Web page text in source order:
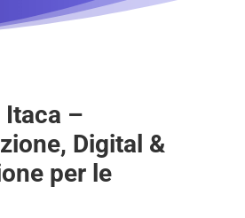
Itaca –
Digital &
per le